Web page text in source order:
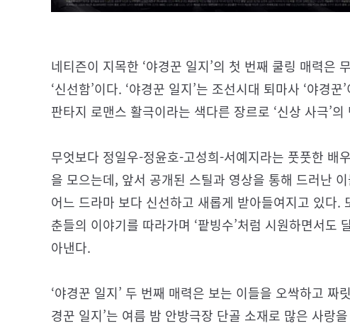
네티즌이 지목한 ‘야경꾼 일지’의 첫 번째 쿨링 매력은
‘신선함’이다. ‘야경꾼 일지’는 조선시대 퇴마사 ‘야경
판타지 로맨스 활극이라는 색다른 장르로 ‘신상 사극’
무엇보다 정일우-정윤호-고성희-서예지라는 풋풋한 배
을 모으는데, 앞서 공개된 스틸과 영상을 통해 드러난
어느 드라마 보다 신선하고 새롭게 받아들여지고 있다.
춘들의 이야기를 따라가며 ‘팥빙수’처럼 시원하면서도
아낸다.
‘야경꾼 일지’ 두 번째 매력은 보는 이들을 오싹하고 짜
경꾼 일지’는 여름 밤 안방극장 단골 소재로 많은 사랑